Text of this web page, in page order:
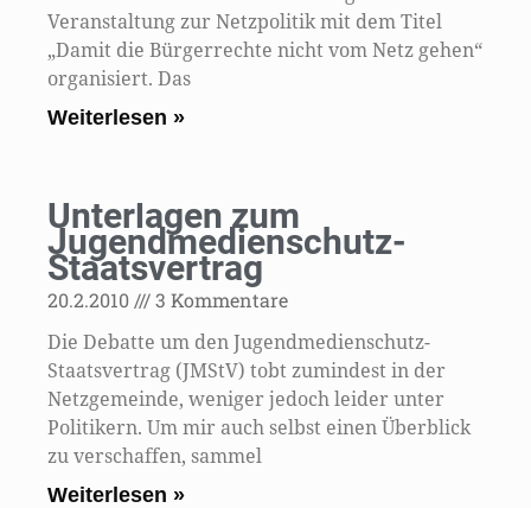
Veranstaltung zur Netzpolitik mit dem Titel
„Damit die Bürgerrechte nicht vom Netz gehen“
organisiert. Das
Weiterlesen »
Unterlagen zum
Jugendmedienschutz-
Staatsvertrag
20.2.2010 3 Kommentare
Die Debatte um den Jugendmedienschutz-
Staatsvertrag (JMStV) tobt zumindest in der
Netzgemeinde, weniger jedoch leider unter
Politikern. Um mir auch selbst einen Überblick
zu verschaffen, sammel
Weiterlesen »